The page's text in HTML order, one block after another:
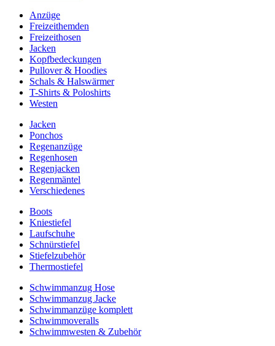
Anzüge
Freizeithemden
Freizeithosen
Jacken
Kopfbedeckungen
Pullover & Hoodies
Schals & Halswärmer
T-Shirts & Poloshirts
Westen
Jacken
Ponchos
Regenanzüge
Regenhosen
Regenjacken
Regenmäntel
Verschiedenes
Boots
Kniestiefel
Laufschuhe
Schnürstiefel
Stiefelzubehör
Thermostiefel
Schwimmanzug Hose
Schwimmanzug Jacke
Schwimmanzüge komplett
Schwimmoveralls
Schwimmwesten & Zubehör